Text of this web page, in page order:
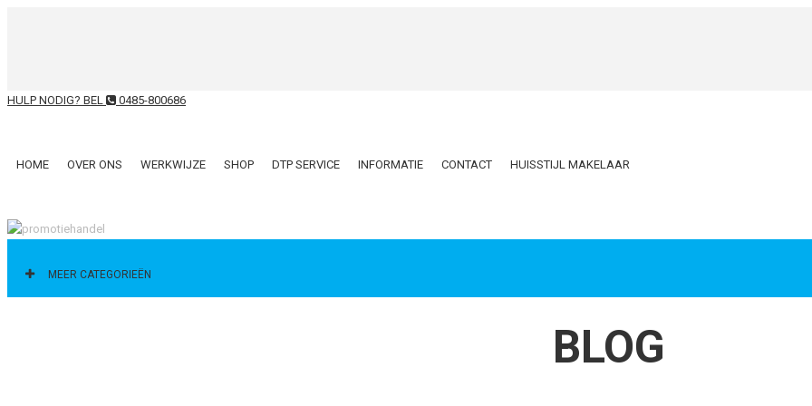
HULP NODIG? BEL 0485-800686
HOME OVER ONS WERKWIJZE SHOP DTP SERVICE INFORMATIE CONTACT HUISSTIJL MAKELAAR
CATEGORIEËN
MEER CATEGORIEËN
BLOG